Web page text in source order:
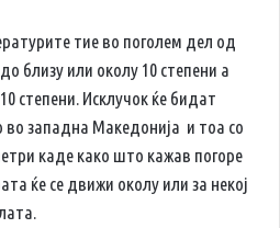
тие во поголем дел од
близу или околу 10 степени а
степени. Исклучок ќе бидат
во западна Македонија и тоа со
каде како што кажав погоре
ќе се движи околу или за некој